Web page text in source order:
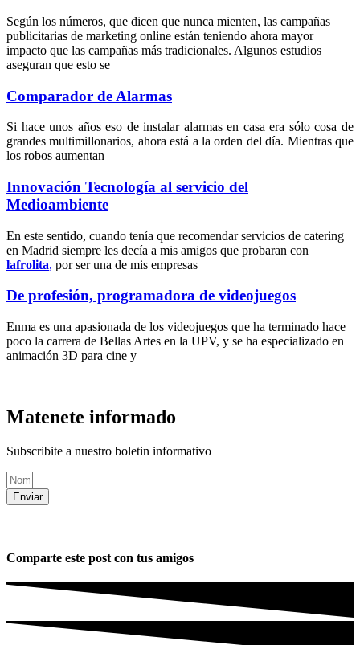
Según los números, que dicen que nunca mienten, las campañas
publicitarias de marketing online están teniendo ahora mayor
impacto que las campañas más tradicionales. Algunos estudios
aseguran que esto se
Comparador de Alarmas
Si hace unos años eso de instalar alarmas en casa era sólo cosa de
grandes multimillonarios, ahora está a la orden del día. Mientras que
los robos aumentan
Innovación Tecnología al servicio del
Medioambiente
En este sentido, cuando tenía que recomendar servicios de catering
en Madrid siempre les decía a mis amigos que probaran con
lafrolita, por ser una de mis empresas
De profesión, programadora de videojuegos
Enma es una apasionada de los videojuegos que ha terminado hace
poco la carrera de Bellas Artes en la UPV, y se ha especializado en
animación 3D para cine y
Matenete informado
Subscribite a nuestro boletin informativo
Enviar
Comparte este post con tus amigos